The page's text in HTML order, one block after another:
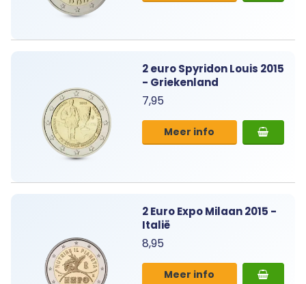
2 euro Spyridon Louis 2015
- Griekenland
7,95
Meer info
2 Euro Expo Milaan 2015 -
Italië
8,95
Meer info